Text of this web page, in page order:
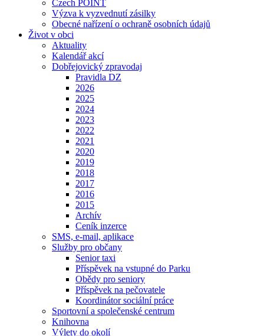
Czech POINT
Výzva k vyzvednutí zásilky
Obecné nařízení o ochraně osobních údajů
Život v obci
Aktuality
Kalendář akcí
Dobřejovický zpravodaj
Pravidla DZ
2026
2025
2024
2023
2022
2021
2020
2019
2018
2017
2016
2015
Archív
Ceník inzerce
SMS, e-mail, aplikace
Služby pro občany
Senior taxi
Příspěvek na vstupné do Parku
Obědy pro seniory
Příspěvek na pečovatele
Koordinátor sociální práce
Sportovní a společenské centrum
Knihovna
Výlety do okolí